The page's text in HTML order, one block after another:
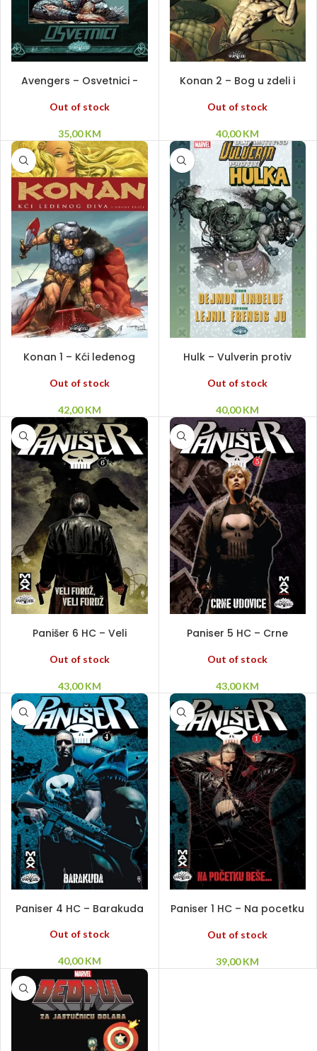
Avengers – Osvetnici -
Out of stock
35,00KM
Konan 2 – Bog u zdeli i
Out of stock
40,00KM
Konan 1 – Kći ledenog
Out of stock
42,00KM
Hulk – Vulverin protiv
Out of stock
40,00KM
Panišer 6 HC – Veli
Out of stock
43,00KM
Paniser 5 HC – Crne
Out of stock
43,00KM
Paniser 4 HC – Barakuda
Out of stock
40,00KM
Paniser 1 HC – Na pocetku
Out of stock
39,00KM